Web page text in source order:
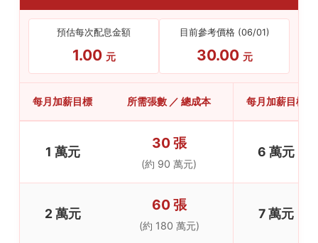
預估每次配息金額
1.00 元
目前參考價格 (06/01)
30.00 元
每月加薪目標 所需張數 ／ 總成本 每月加薪目標
1 萬元
30 張
(約 90 萬元)
6 萬元
2 萬元
60 張
(約 180 萬元)
7 萬元